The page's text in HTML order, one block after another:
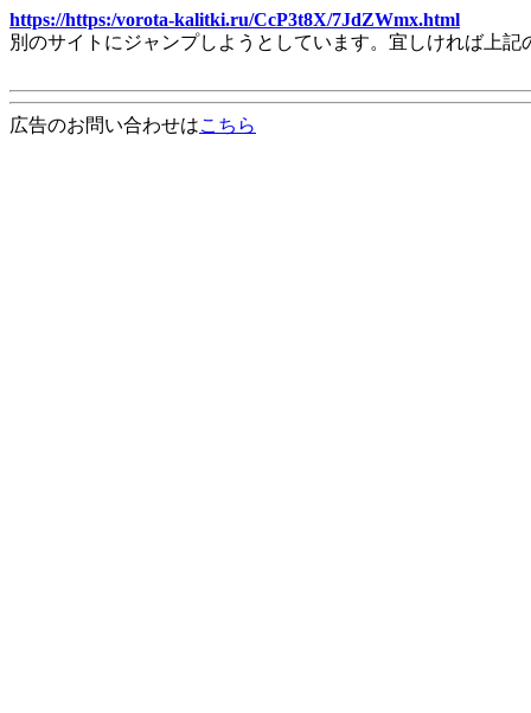
https://https:/vorota-kalitki.ru/CcP3t8X/7JdZWmx.html
別のサイトにジャンプしようとしています。宜しければ上
広告のお問い合わせはこちら